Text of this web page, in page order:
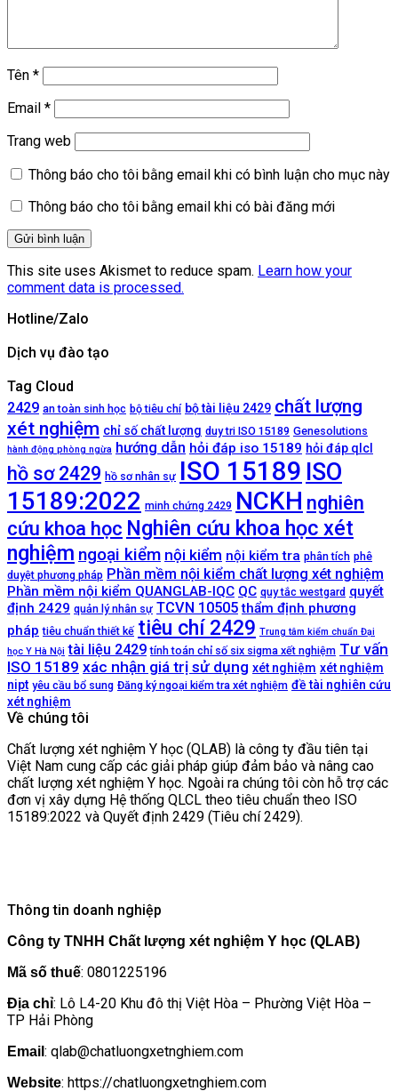
Tên *
Email *
Trang web
Thông báo cho tôi bằng email khi có bình luận cho mục này
Thông báo cho tôi bằng email khi có bài đăng mới
This site uses Akismet to reduce spam. Learn how your
comment data is processed.
Hotline/Zalo
Dịch vụ đào tạo
Tag Cloud
2429 an toàn sinh học bộ tiêu chí bộ tài liệu 2429 chất lượng
xét nghiệm chỉ số chất lượng duy tri ISO 15189 Genesolutions
hành động phòng ngừa hướng dẫn hỏi đáp iso 15189 hỏi đáp qlcl
hồ sơ 2429 hồ sơ nhân sự ISO 15189 ISO
15189:2022 minh chứng 2429 NCKH nghiên
cứu khoa học Nghiên cứu khoa học xét
nghiệm ngoại kiểm nội kiểm nội kiểm tra phân tích phê
duyệt phương pháp Phần mềm nội kiểm chất lượng xét nghiệm
Phần mềm nội kiểm QUANGLAB-IQC QC quy tắc westgard quyết
định 2429 quản lý nhân sự TCVN 10505 thẩm định phương
pháp tiêu chuẩn thiết kế tiêu chí 2429 Trung tâm kiểm chuẩn Đại
học Y Hà Nội tài liệu 2429 tính toán chỉ số six sigma xết nghiệm Tư vấn
ISO 15189 xác nhận giá trị sử dụng xét nghiệm xét nghiệm
nipt yêu cầu bổ sung Đăng ký ngoại kiểm tra xét nghiệm đề tài nghiên cứu
xét nghiệm
Về chúng tôi
Chất lượng xét nghiệm Y học (QLAB) là công ty đầu tiên tại
Việt Nam cung cấp các giải pháp giúp đảm bảo và nâng cao
chất lượng xét nghiệm Y học. Ngoài ra chúng tôi còn hỗ trợ các
đơn vị xây dựng Hệ thống QLCL theo tiêu chuẩn theo ISO
15189:2022 và Quyết định 2429 (Tiêu chí 2429).
Thông tin doanh nghiệp
Công ty TNHH Chất lượng xét nghiệm Y học (QLAB)
Mã số thuế: 0801225196
Địa chỉ: Lô L4-20 Khu đô thị Việt Hòa – Phường Việt Hòa –
TP Hải Phòng
Email : qlab@chatluongxetnghiem.com
Website: https://chatluongxetnghiem.com